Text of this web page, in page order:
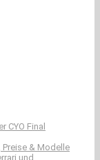
CYO Final
& Modelle
und